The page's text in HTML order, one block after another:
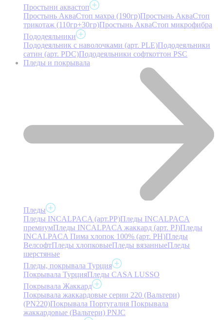
Простыни аквастоп
Простынь АкваСтоп махра (190гр)Простынь АкваСтоп
трикотаж (110гр+30гр)Простынь АкваСтоп микрофибра
Пододеяльники
Пододеяльник с наволочками (арт. PLE)Пододеяльники
сатин (арт. PDC)Пододеяльники софткоттон PSC
Пледы и покрывала
Пледы
Пледы INCALPACA (арт.PP)Пледы INCALPACA
премиумПледы INCALPACA жаккард (арт. PJ)Пледы
INCALPACA Пима хлопок 100% (арт. PH)Пледы
ВелсофтПледы хлопковыеПледы вязанныеПледы
шерстяные
Пледы, покрывала Турция
Покрывала ТурцияПледы CASA LUSSO
Покрывала Жаккард
Покрывала жаккардовые серии 220 (Вальтери)
(PN220)Покрывала Португалия Покрывала
жаккардовые (Вальтери) PNJC